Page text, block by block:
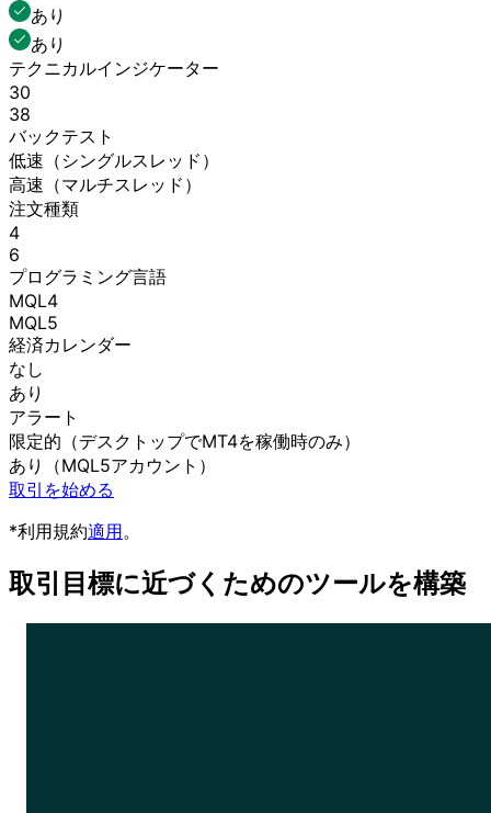
あり
あり
テクニカルインジケーター
30
38
バックテスト
低速 （シングルスレッド）
高速 （マルチスレッド）
注文種類
4
6
プログラミング言語
MQL4
MQL5
経済カレンダー
なし
あり
アラート
限定的 （デスクトップでMT4を稼働時のみ）
あり
（MQL5アカウント）
取引を始める
*利用規約適用。
取引目標に近づく ためのツールを構築